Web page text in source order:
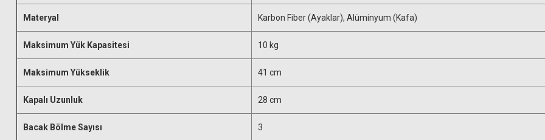
Materyal Karbon Fiber (Ayaklar), Alüminyum (Kafa)
Maksimum Yük Kapasitesi 10 kg
Maksimum Yükseklik 41 cm
Kapalı Uzunluk 28 cm
Bacak Bölme Sayısı 3